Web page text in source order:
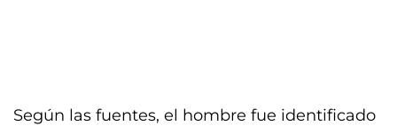
Según las fuentes, el hombre fue identificado